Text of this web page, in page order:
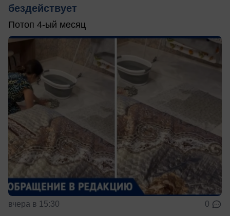
бездействует
Потоп 4-ый месяц
вчера в 15:30 0